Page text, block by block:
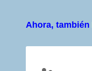
Ahora, también